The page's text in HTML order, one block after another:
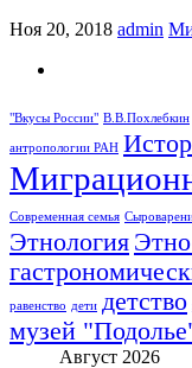
Ноя 20, 2018 admin
"Вкусы России" В.В.Похлебкин
антропологии РАН
Современная семья
Этнология
равенство дети детство
музей
Август 2026